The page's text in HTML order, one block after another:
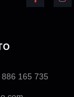
165 735